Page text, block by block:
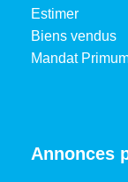
Estimer
Biens vendus
Mandat
Annonces